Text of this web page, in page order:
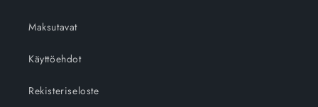
Maksutavat
Käyttöehdot
Rekisteriseloste